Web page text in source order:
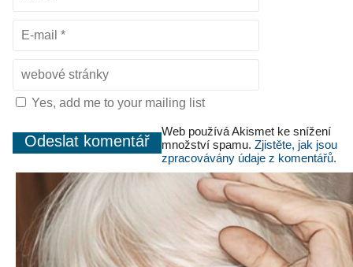
Yes, add me to your mailing list
Web používá Akismet ke snížení
množství spamu. Zjistěte, jak jsou
zpracovávány údaje z komentářů.